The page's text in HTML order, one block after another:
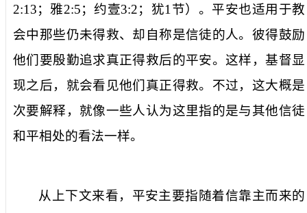
2:13；雅2:5；约壹3:2；犹1 节）。 平安也适用于教
会中那些仍未得救、却自称是信徒的人。彼得鼓励
他们要殷勤追求真正得救后的平安。这样，基督显
现之后，就会看见他们真正得救。不过，这大概是
次要解释，就像一些人认为这里指的是与其他信徒
和平相处的看法一样。
从上下文来看， 平安主要指随着信靠主而来的